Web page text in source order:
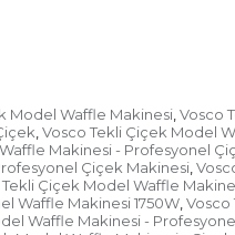
Model Waffle Makinesi, Vosco
, Vosco Tekli Çiçek Model
Makinesi - Profesyonel
Çiçek Makinesi,
Çiçek Model Waffle
Waffle Makinesi 1750W, Vosco
Waffle Makinesi -